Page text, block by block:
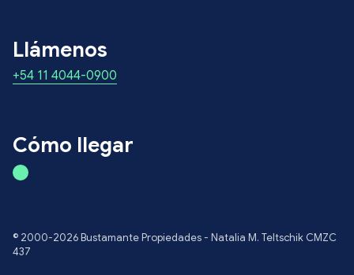
Llámenos
+54 11 4044-0900
Cómo llegar
© 2000-2026 Bustamante Propiedades - Natalia M. Teltschik CMZC
437